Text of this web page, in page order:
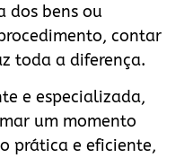
dos bens ou
contar
toda a diferença.
e especializada,
um momento
prática e eficiente,